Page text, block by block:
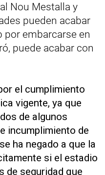
Nou Mestalla y
pueden acabar
por embarcarse en
puede acabar con
el cumplimiento
vigente, ya que
de algunos
incumplimiento de
ha negado a que la
si el estadio
de seguridad que